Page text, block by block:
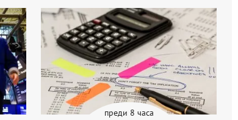
преди 8 часа